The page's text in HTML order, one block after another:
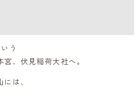
う
宮、伏見稲荷大社へ。
は、